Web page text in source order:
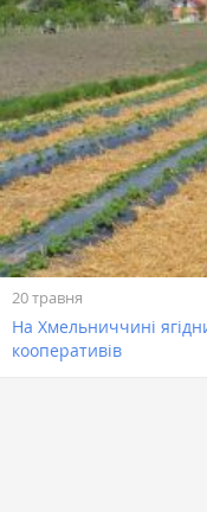
20 травня
На Хмельниччині
кооперативів